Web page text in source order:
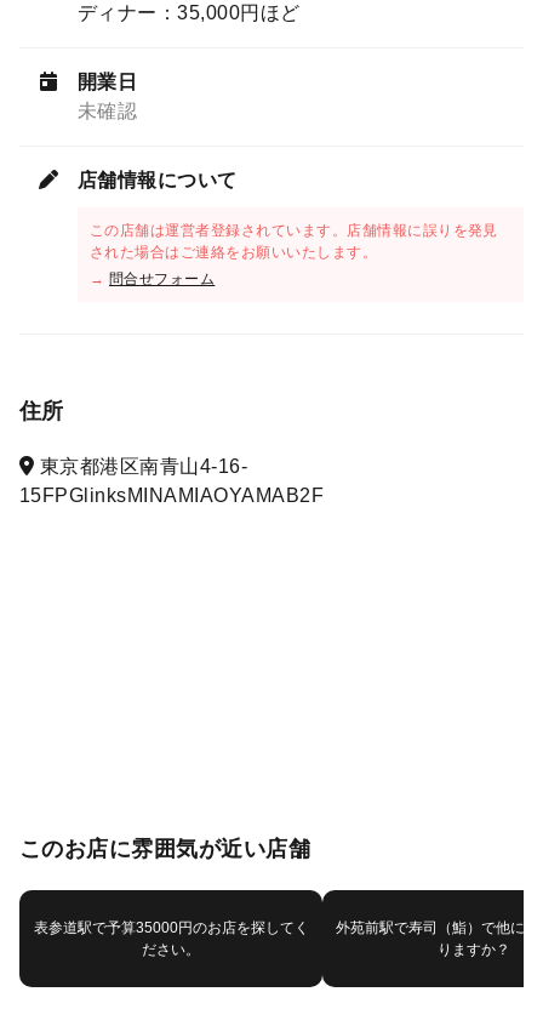
ディナー：35,000円ほど
開業日
未確認
店舗情報について
この店舗は運営者登録されています。店舗情報に誤りを発見
された場合はご連絡をお願いいたします。
→ 問合せフォーム
住所
東京都港区南青山4-16-
15FPGlinksMINAMIAOYAMAB2F
このお店に雰囲気が近い店舗
表参道駅で予算35000円のお店を探してく
ださい。
外苑前駅で寿司（鮨）で他に
りますか？